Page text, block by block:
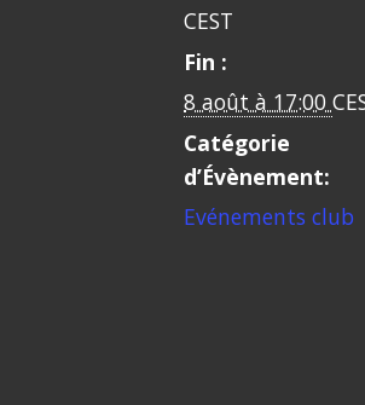
CEST
Fin :
8 août à 17:00
Catégorie
d’Évènement:
Evénements club